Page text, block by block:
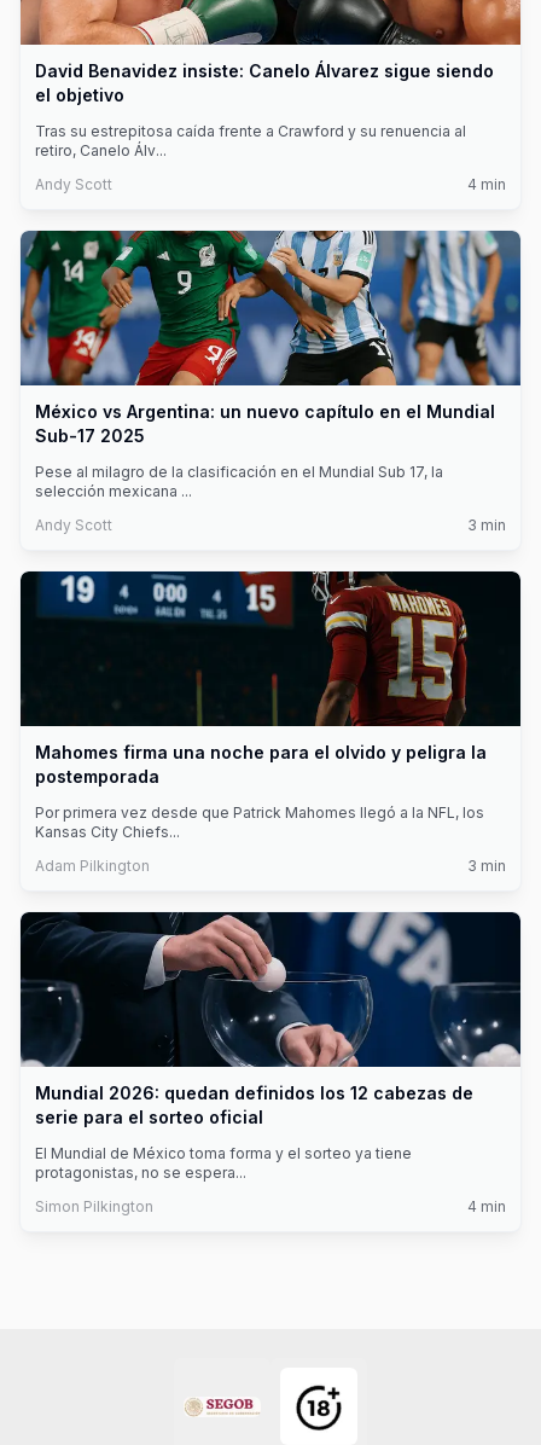
David Benavidez insiste: Canelo Álvarez sigue siendo
el objetivo
Tras su estrepitosa caída frente a Crawford y su renuencia al
retiro, Canelo Álv...
Andy Scott
4 min
México vs Argentina: un nuevo capítulo en el Mundial
Sub-17 2025
Pese al milagro de la clasificación en el Mundial Sub 17, la
selección mexicana ...
Andy Scott
3 min
Mahomes firma una noche para el olvido y peligra la
postemporada
Por primera vez desde que Patrick Mahomes llegó a la NFL, los
Kansas City Chiefs...
Adam Pilkington
3 min
Mundial 2026: quedan definidos los 12 cabezas de
serie para el sorteo oficial
El Mundial de México toma forma y el sorteo ya tiene
protagonistas, no se espera...
Simon Pilkington
4 min